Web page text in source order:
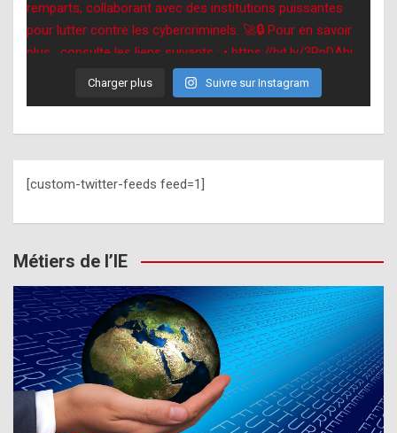
Charger plus Suivre sur Instagram
[custom-twitter-feeds feed=1]
Métiers de l’IE